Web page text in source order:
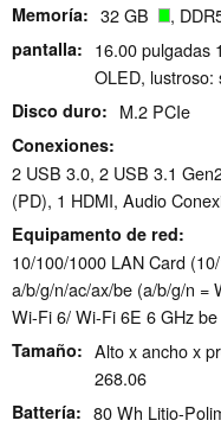
Memoría 32 GB ,
pantalla
16.00 pulgadas
OLED, lustroso:
Disco duro M.2 PCIe
Conexiones
2 USB 3.0, 2 USB 3.1
(PD), 1 HDMI, Audio
Equipamento de red
10/100/1000 LAN Card
a/​b/​g/​n/​ac/​ax/​be (a/b/g/n =
Wi-Fi 6/ Wi-Fi 6E 6 GHz
Tamaño
Alto x ancho x
268.06
Battería 80 Wh Litio-